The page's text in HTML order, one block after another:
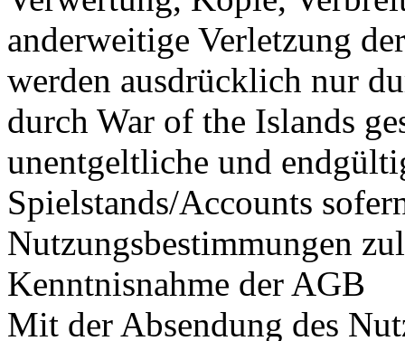
anderweitige Verletzung
werden ausdrücklich nur
durch War of the Islands
unentgeltliche und
Spielstands/Accounts
Nutzungsbestimmungen
Kenntnisnahme der AGB
Mit der Absendung des